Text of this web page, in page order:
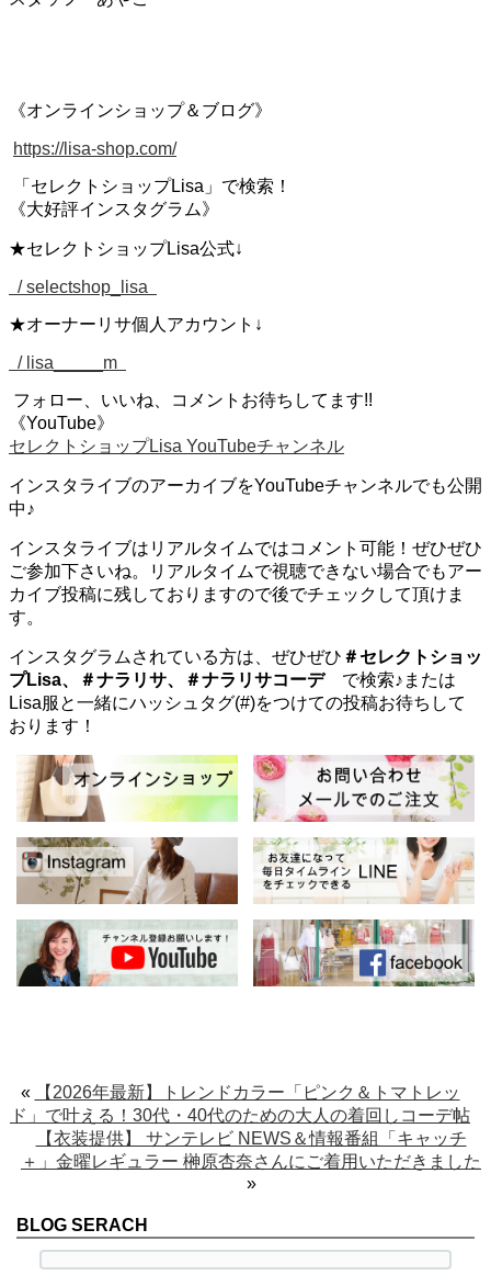
《オンラインショップ＆ブログ》
https://lisa-shop.com/
「セレクトショップLisa」で検索！
《大好評インスタグラム》
★セレクトショップLisa公式↓
/ selectshop_lisa
★オーナーリサ個人アカウント↓
/ lisa_____m
フォロー、いいね、コメントお待ちしてます!!
《YouTube》
セレクトショップLisa YouTubeチャンネル
インスタライブのアーカイブをYouTubeチャンネルでも公開
中♪
インスタライブはリアルタイムではコメント可能！ぜひぜひ
ご参加下さいね。リアルタイムで視聴できない場合でもアー
カイブ投稿に残しておりますので後でチェックして頂けま
す。
インスタグラムされている方は、ぜひぜひ ＃セレクトショッ
プLisa、＃ナラリサ、＃ナラリサコーデで検索♪または
Lisa服と一緒にハッシュタグ(#)をつけての投稿お待ちして
おります！
«
【2026年最新】トレンドカラー「ピンク＆トマトレッ
ド」で叶える！30代・40代のための大人の着回しコーデ帖
【衣装提供】 サンテレビ NEWS＆情報番組「キャッチ
＋」金曜レギュラー 榊原杏奈さんにご着用いただきました
»
BLOG SERACH